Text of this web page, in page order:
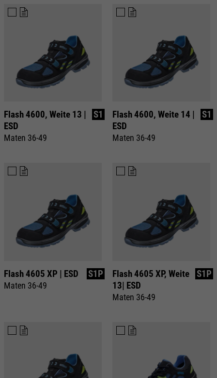
Flash 4600, Weite 13 |
ESD
Maten 36-49
S1
Flash 4600, Weite 14 |
ESD
Maten 36-49
S1
Flash 4605 XP | ESD
Maten 36-49
S1P
Flash 4605 XP, Weite
13| ESD
Maten 36-49
S1P